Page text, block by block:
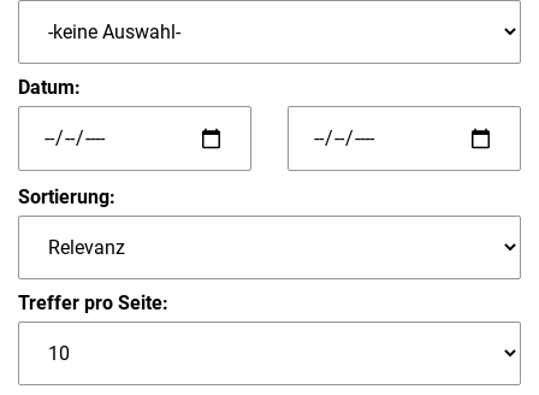
Datum:
Sortierung:
Treffer pro Seite: